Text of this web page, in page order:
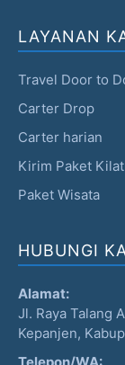
LAYANAN
Travel Door to
Carter Drop
Carter harian
Kirim Paket Kilat
Paket Wisata
HUBUNGI
Alamat:
Jl. Raya Talang
Kepanjen,